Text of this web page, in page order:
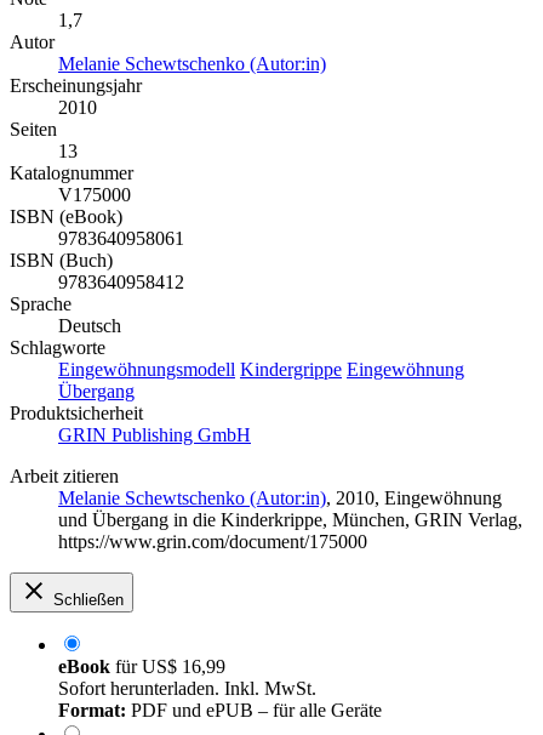
1,7
Autor
Melanie Schewtschenko (Autor:in)
Erscheinungsjahr
2010
Seiten
13
Katalognummer
V175000
ISBN (eBook)
9783640958061
ISBN (Buch)
9783640958412
Sprache
Deutsch
Schlagworte
Eingewöhnungsmodell Kindergrippe Eingewöhnung
Übergang
Produktsicherheit
GRIN Publishing GmbH
Arbeit zitieren
Melanie Schewtschenko (Autor:in), 2010, Eingewöhnung
und Übergang in die Kinderkrippe, München, GRIN Verlag,
https://www.grin.com/document/175000
Schließen
eBook fürUS$ 16,99
Sofort herunterladen. Inkl. MwSt.
Format: PDF und ePUB – für alle Geräte